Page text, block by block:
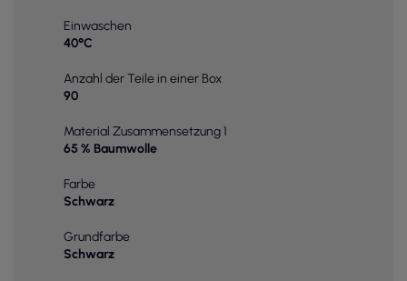
Einwaschen
40°C
Anzahl der Teile in einer Box
90
Material Zusammensetzung 1
65 % Baumwolle
Farbe
Schwarz
Grundfarbe
Schwarz